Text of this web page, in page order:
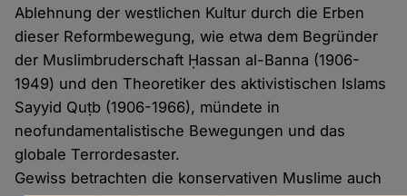
Ablehnung der westlichen Kultur durch die Erben
dieser Reformbewegung, wie etwa dem Begründer
der Muslimbruderschaft Ḥassan al-Banna (1906-
1949) und den Theoretiker des aktivistischen Islams
Sayyid Quṭb (1906-1966), mündete in
neofundamentalistische Bewegungen und das
globale Terrordesaster.
Gewiss betrachten die konservativen Muslime auch